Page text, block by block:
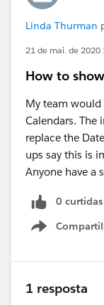
Linda Thurman
21 de mai. de 2020
How to
My team would
Calendars. The
replace the
ups say this is
Anyone have a
0 curtidas
Show
1 resposta